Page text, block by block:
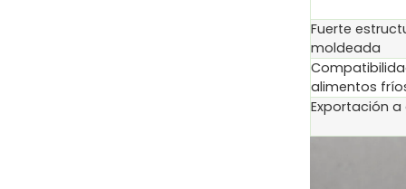
Fuerte
moldeada
alimentos
Exportación a